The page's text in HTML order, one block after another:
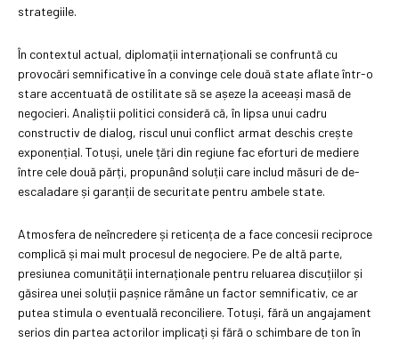
strategiile.
În contextul actual, diplomații internaționali se confruntă cu
provocări semnificative în a convinge cele două state aflate într-o
stare accentuată de ostilitate să se așeze la aceeași masă de
negocieri. Analiștii politici consideră că, în lipsa unui cadru
constructiv de dialog, riscul unui conflict armat deschis crește
exponențial. Totuși, unele țări din regiune fac eforturi de mediere
între cele două părți, propunând soluții care includ măsuri de de-
escaladare și garanții de securitate pentru ambele state.
Atmosfera de neîncredere și reticența de a face concesii reciproce
complică și mai mult procesul de negociere. Pe de altă parte,
presiunea comunității internaționale pentru reluarea discuțiilor și
găsirea unei soluții pașnice rămâne un factor semnificativ, ce ar
putea stimula o eventuală reconciliere. Totuși, fără un angajament
serios din partea actorilor implicați și fără o schimbare de ton în